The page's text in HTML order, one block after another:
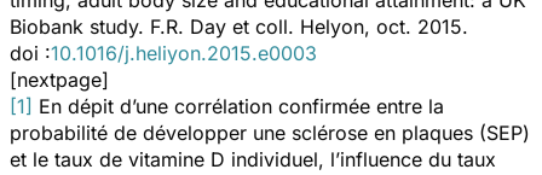
Biobank study. F.R. Day et coll. Helyon, oct. 2015.
doi :10.1016/j.heliyon.2015.e0003
[nextpage]
[1] En dépit d’une corrélation confirmée entre la
probabilité de développer une sclérose en plaques (SEP)
et le taux de vitamine D individuel, l’influence du taux